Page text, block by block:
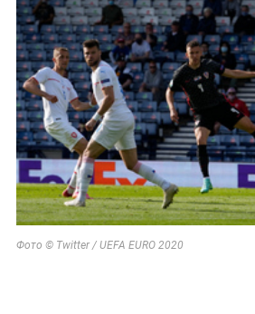
Фото © Twitter / UEFA EURO 2020